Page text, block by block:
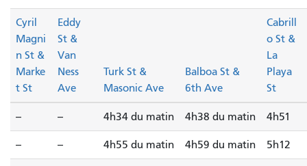
Cyril
Magni
n St &
Marke
t St
Eddy
St &
Van
Ness
Ave
Turk St &
Masonic Ave
Balboa St &
6th Ave
Cabrill
o St &
La
Playa
St
-- -- 4h34 du matin 4h38 du matin 4h51
-- -- 4h55 du matin 4h59 du matin 5h12